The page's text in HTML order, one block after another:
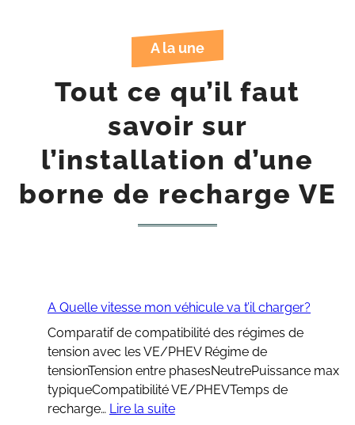
A la une
Tout ce qu’il faut
savoir sur
l’installation d’une
borne de recharge VE
A Quelle vitesse mon véhicule va t’il charger?
Comparatif de compatibilité des régimes de
tension avec les VE/PHEV Régime de
tensionTension entre phasesNeutrePuissance max
typiqueCompatibilité VE/PHEVTemps de
recharge… Lire la suite: